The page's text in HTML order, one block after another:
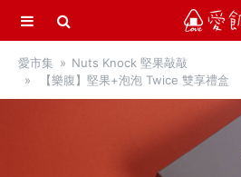
選單
首頁
愛市集
Nuts Knock 堅果敲敲
【樂腹】堅果+泡泡 Twice 雙享禮盒